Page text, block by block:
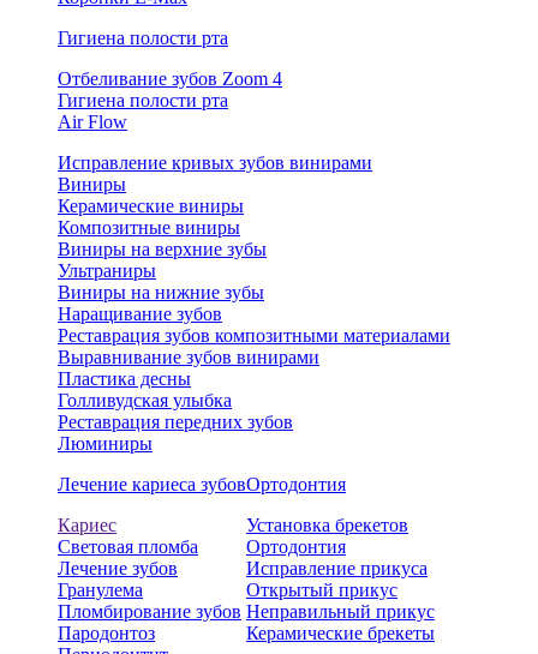
Гигиена полости рта
Отбеливание зубов Zoom 4
Гигиена полости рта
Air Flow
Исправление кривых зубов винирами
Виниры
Керамические виниры
Композитные виниры
Виниры на верхние зубы
Ультраниры
Виниры на нижние зубы
Наращивание зубов
Реставрация зубов композитными материалами
Выравнивание зубов винирами
Пластика десны
Голливудская улыбка
Реставрация передних зубов
Люминиры
Лечение кариеса зубов
Кариес
Световая пломба
Лечение зубов
Гранулема
Пломбирование зубов
Пародонтоз
Ортодонтия
Установка брекетов
Ортодонтия
Исправление прикуса
Открытый прикус
Неправильный прикус
Керамические брекеты